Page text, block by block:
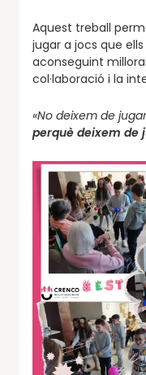
Aquest treball
jugar a jocs que
aconseguint
col·laboració i la
«No deixem de
perquè deixem de